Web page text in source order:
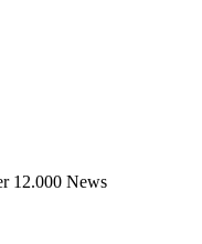
12.000 News